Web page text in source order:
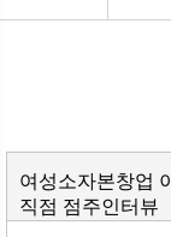
여성소자본창업
직점 점주인터뷰